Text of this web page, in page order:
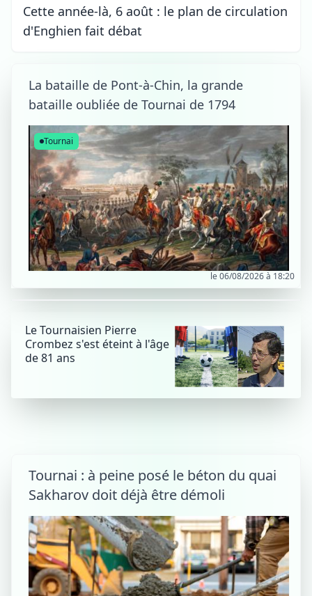
Cette année-là, 6 août : le plan de circulation
d'Enghien fait débat
La bataille de Pont-à-Chin, la grande
bataille oubliée de Tournai de 1794
le 06/08/2026 à 18:20
Tournai
Le Tournaisien Pierre
Crombez s'est éteint à l'âge
de 81 ans
Tournai : à peine posé le béton du quai
Sakharov doit déjà être démoli